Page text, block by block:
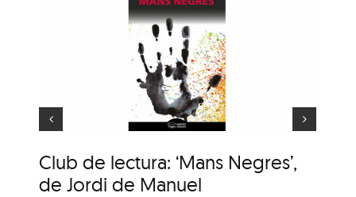
Club de lectura: ‘Mans Negres’,
de Jordi de Manuel
Animaler